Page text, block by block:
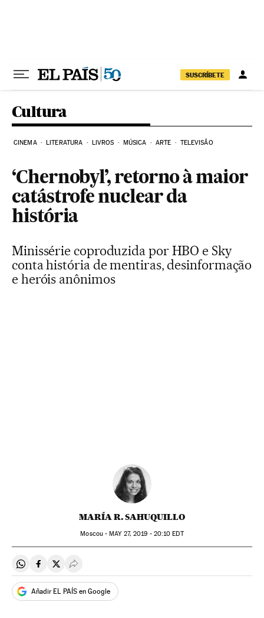
SUSCRÍBETE
Cultura
CINEMA LITERATURA LIVROS MÚSICA ARTE TELEVISÃO
‘Chernobyl’, retorno à maior
catástrofe nuclear da
história
Minissérie coproduzida por HBO e Sky
conta história de mentiras, desinformação
e heróis anônimos
MARÍA R. SAHUQUILLO
Moscou -MAY27, 2019 - 20:10 EDT
Compartir en Whatsapp
Compartir en Facebook
Compartir en Twitter
Desplegar Redes Sociales
Añadir EL PAÍS en Google